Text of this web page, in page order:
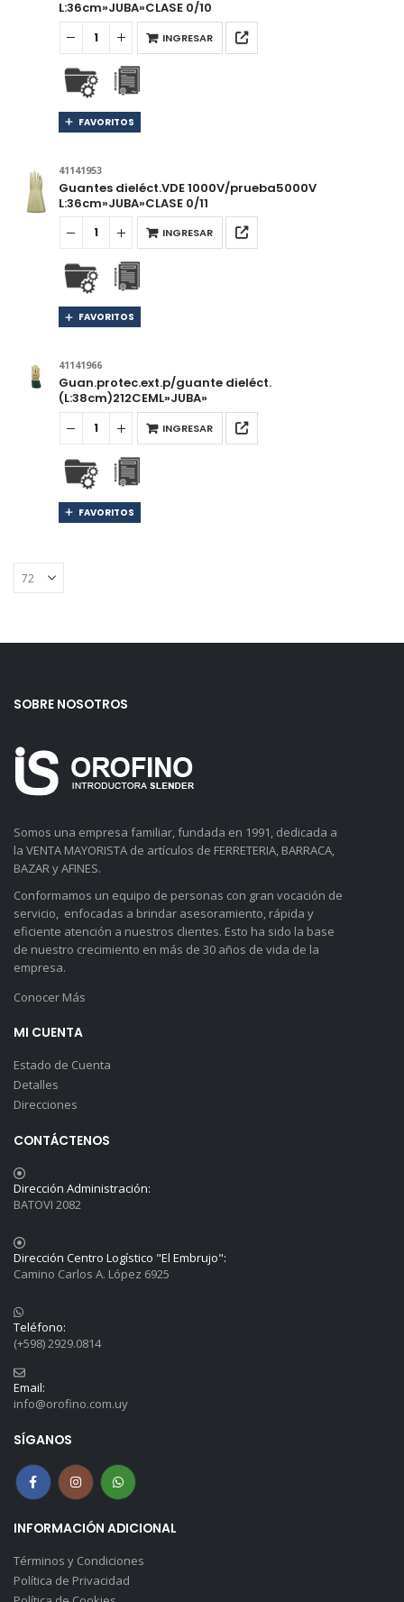
L:36cm»JUBA»CLASE 0/10
INGRESAR
FAVORITOS
41141953
Guantes dieléct.VDE 1000V/prueba5000V
L:36cm»JUBA»CLASE 0/11
INGRESAR
FAVORITOS
41141966
Guan.protec.ext.p/guante dieléct.
(L:38cm)212CEML»JUBA»
INGRESAR
FAVORITOS
SOBRE NOSOTROS
Somos una empresa familiar, fundada en 1991, dedicada a
la VENTA MAYORISTA de artículos de FERRETERIA, BARRACA,
BAZAR y AFINES.
Conformamos un equipo de personas con gran vocación de
servicio, enfocadas a brindar asesoramiento, rápida y
eficiente atención a nuestros clientes. Esto ha sido la base
de nuestro crecimiento en más de 30 años de vida de la
empresa.
Conocer Más
MI CUENTA
Estado de Cuenta
Detalles
Direcciones
CONTÁCTENOS
Dirección Administración:
BATOVI 2082
Dirección Centro Logístico "El Embrujo":
Camino Carlos A. López 6925
Teléfono:
(+598) 2929.0814
Email:
info@orofino.com.uy
SÍGANOS
INFORMACIÓN ADICIONAL
Términos y Condiciones
Política de Privacidad